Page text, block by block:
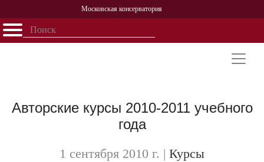
Московская консерватория
Открыть - закрыть
Персоналии
История
Авторские курсы 2010-2011 учебного
года
1 сентября 2010 г. | Курсы